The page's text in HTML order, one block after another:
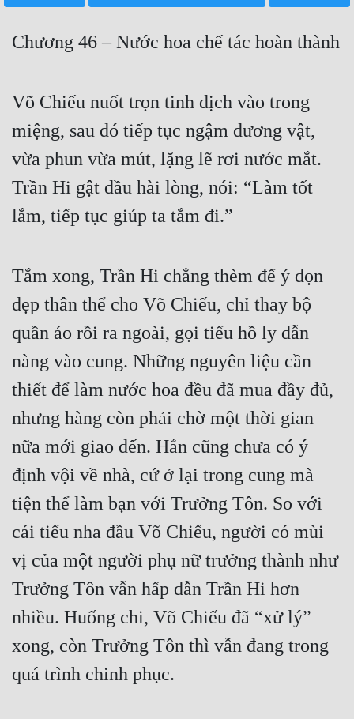
Truyện Convert
Truyện Dịch
Truyện Nhập Môn
Truyện ngắn
Cung Đấu
Cạnh Kỹ
Cổ Tiên Hiệp
Cổ Đại
Dị Giới
Dị Năng
Gia Đấu
Góc Nhìn Nam
Góc Nhìn Nữ
Huyền Huyễn
Huyền Nghi
Chương 46 – Nước hoa chế tác hoàn thành
Võ Chiếu nuốt trọn tinh dịch vào trong
miệng, sau đó tiếp tục ngậm dương vật,
vừa phun vừa mút, lặng lẽ rơi nước mắt.
Trần Hi gật đầu hài lòng, nói: “Làm tốt
lắm, tiếp tục giúp ta tắm đi.”
Tắm xong, Trần Hi chẳng thèm để ý dọn
dẹp thân thể cho Võ Chiếu, chỉ thay bộ
quần áo rồi ra ngoài, gọi tiểu hồ ly dẫn
nàng vào cung. Những nguyên liệu cần
thiết để làm nước hoa đều đã mua đầy đủ,
nhưng hàng còn phải chờ một thời gian
nữa mới giao đến. Hắn cũng chưa có ý
định vội về nhà, cứ ở lại trong cung mà
tiện thể làm bạn với Trưởng Tôn. So với
cái tiểu nha đầu Võ Chiếu, người có mùi
vị của một người phụ nữ trưởng thành như
Trưởng Tôn vẫn hấp dẫn Trần Hi hơn
nhiều. Huống chi, Võ Chiếu đã “xử lý”
xong, còn Trưởng Tôn thì vẫn đang trong
quá trình chinh phục.